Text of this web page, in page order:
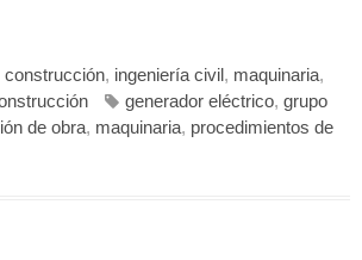
construcción, ingeniería civil , maquinaria,
generador eléctrico, grupo
de obra, maquinaria, procedimientos de